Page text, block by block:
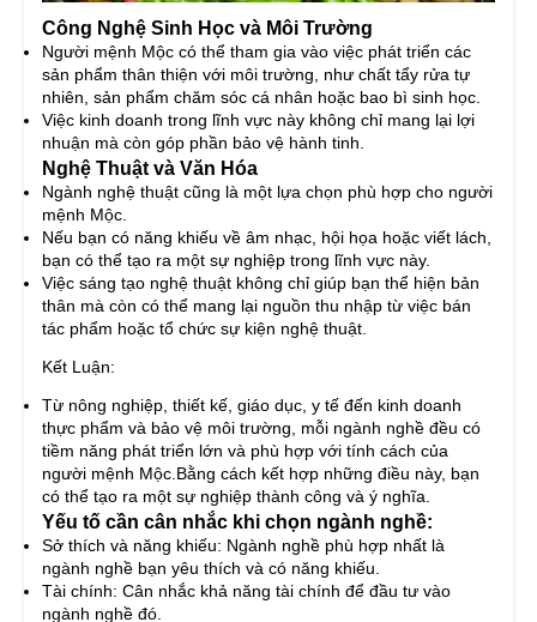
Công Nghệ Sinh Học và Môi Trường
Người mệnh Mộc có thể tham gia vào việc phát triển các
sản phẩm thân thiện với môi trường, như chất tẩy rửa tự
nhiên, sản phẩm chăm sóc cá nhân hoặc bao bì sinh học.
Việc kinh doanh trong lĩnh vực này không chỉ mang lại lợi
nhuận mà còn góp phần bảo vệ hành tinh.
Nghệ Thuật và Văn Hóa
Ngành nghệ thuật cũng là một lựa chọn phù hợp cho người
mệnh Mộc.
Nếu bạn có năng khiếu về âm nhạc, hội họa hoặc viết lách,
bạn có thể tạo ra một sự nghiệp trong lĩnh vực này.
Việc sáng tạo nghệ thuật không chỉ giúp bạn thể hiện bản
thân mà còn có thể mang lại nguồn thu nhập từ việc bán
tác phẩm hoặc tổ chức sự kiện nghệ thuật.
Kết Luận:
Từ nông nghiệp, thiết kế, giáo dục, y tế đến kinh doanh
thực phẩm và bảo vệ môi trường, mỗi ngành nghề đều có
tiềm năng phát triển lớn và phù hợp với tính cách của
người mệnh Mộc.Bằng cách kết hợp những điều này, bạn
có thể tạo ra một sự nghiệp thành công và ý nghĩa.
Yếu tố cần cân nhắc khi chọn ngành nghề:
Sở thích và năng khiếu: Ngành nghề phù hợp nhất là
ngành nghề bạn yêu thích và có năng khiếu.
Tài chính: Cân nhắc khả năng tài chính để đầu tư vào
ngành nghề đó.